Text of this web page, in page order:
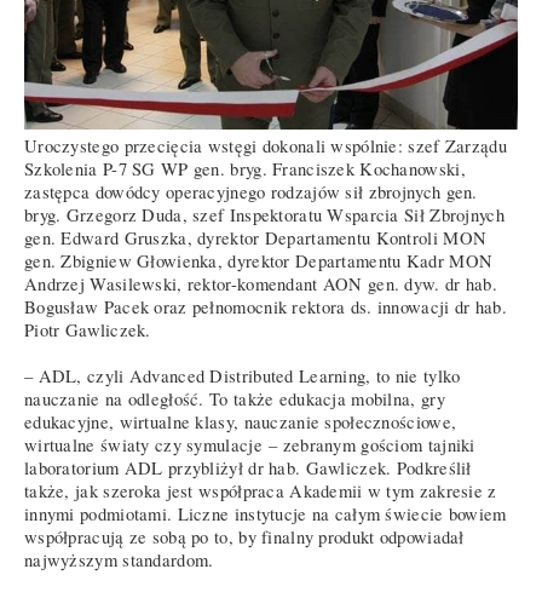
Uroczystego przecięcia wstęgi dokonali wspólnie: szef Zarządu
Szkolenia P-7 SG WP gen. bryg. Franciszek Kochanowski,
zastępca dowódcy operacyjnego rodzajów sił zbrojnych gen.
bryg. Grzegorz Duda, szef Inspektoratu Wsparcia Sił Zbrojnych
gen. Edward Gruszka, dyrektor Departamentu Kontroli MON
gen. Zbigniew Głowienka, dyrektor Departamentu Kadr MON
Andrzej Wasilewski, rektor-komendant AON gen. dyw. dr hab.
Bogusław Pacek oraz pełnomocnik rektora ds. innowacji dr hab.
Piotr Gawliczek.
– ADL, czyli Advanced Distributed Learning, to nie tylko
nauczanie na odległość. To także edukacja mobilna, gry
edukacyjne, wirtualne klasy, nauczanie społecznościowe,
wirtualne światy czy symulacje – zebranym gościom tajniki
laboratorium ADL przybliżył dr hab. Gawliczek. Podkreślił
także, jak szeroka jest współpraca Akademii w tym zakresie z
innymi podmiotami. Liczne instytucje na całym świecie bowiem
współpracują ze sobą po to, by finalny produkt odpowiadał
najwyższym standardom.